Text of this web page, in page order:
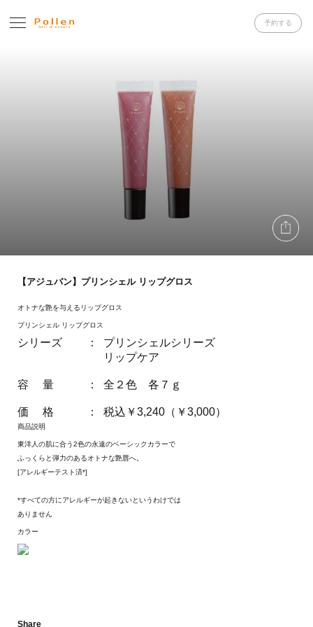
予約する
【アジュバン】プリンシェル リップグロス
オトナな艶を与えるリップグロス
プリンシェル リップグロス
シリーズ ：
プリンシェルシリーズ
リップケア
容 量 ： 全２色 各７ｇ
価 格 ： 税込￥3,240（￥3,000）
商品説明
東洋人の肌に合う2色の永遠のベーシックカラーで
ふっくらと弾力のあるオトナな艶唇へ。
[アレルギーテスト済*]
*すべての方にアレルギーが起きないというわけでは
ありません
カラー
Share